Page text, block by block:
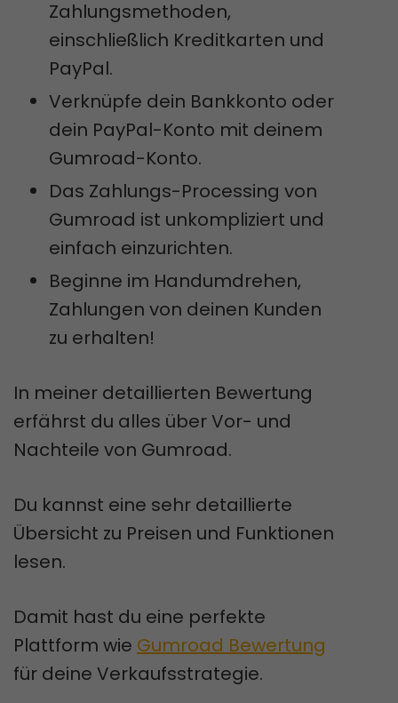
Zahlungsmethoden,
einschließlich Kreditkarten und
PayPal.
Verknüpfe dein Bankkonto oder
dein PayPal-Konto mit deinem
Gumroad-Konto.
Das Zahlungs-Processing von
Gumroad ist unkompliziert und
einfach einzurichten.
Beginne im Handumdrehen,
Zahlungen von deinen Kunden
zu erhalten!
In meiner detaillierten Bewertung
erfährst du alles über Vor- und
Nachteile von Gumroad.
Du kannst eine sehr detaillierte
Übersicht zu Preisen und Funktionen
lesen.
Damit hast du eine perfekte
Plattform wie Gumroad Bewertung
für deine Verkaufsstrategie.